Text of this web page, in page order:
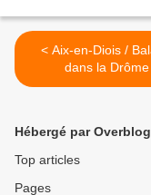
< Aix-en-Diois / Balade
dans la Drôme
Hébergé par Overblog
Top articles
Pages